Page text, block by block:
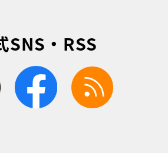
SNS・RSS
twitter facebook